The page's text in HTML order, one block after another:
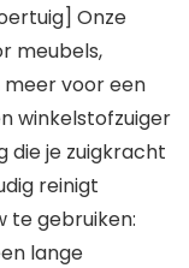
Onze
meubels,
voor een
winkelstofzuiger
die je zuigkracht
reinigt
te gebruiken:
lange